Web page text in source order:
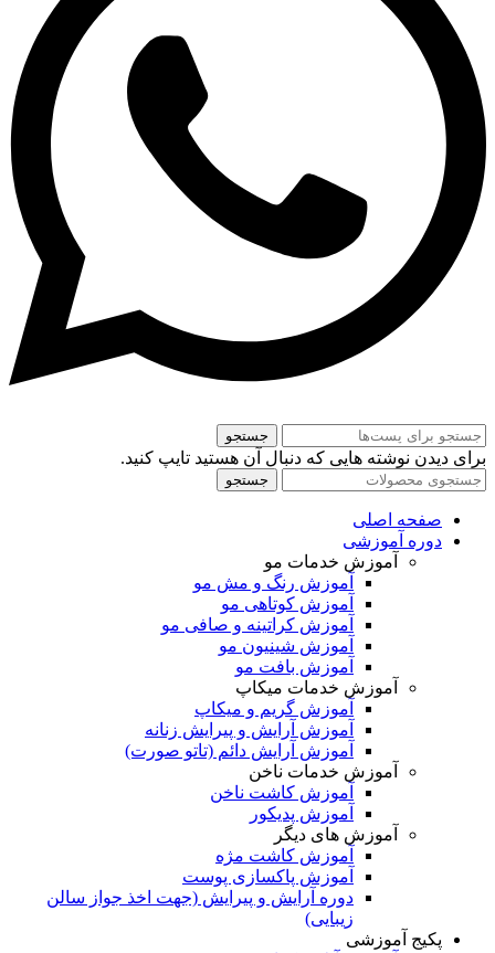
جستجو
برای دیدن نوشته هایی که دنبال آن هستید تایپ کنید.
جستجو
صفحه اصلی
دوره آموزشی
آموزش خدمات مو
آموزش رنگ و مش مو
آموزش کوتاهی مو
آموزش کراتینه و صافی مو
آموزش شینیون مو
آموزش بافت مو
آموزش خدمات میکاپ
آموزش گریم و میکاپ
آموزش آرایش و پیرایش زنانه
آموزش آرایش دائم (تاتو صورت)
آموزش خدمات ناخن
آموزش کاشت ناخن
آموزش پدیکور
آموزش های دیگر
آموزش کاشت مژه
آموزش پاکسازی پوست
دوره آرایش و پیرایش (جهت اخذ جواز سالن
زیبایی)
پکیج آموزشی